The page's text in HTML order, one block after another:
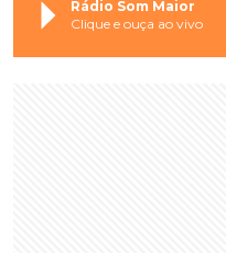
Rádio Som Maior
Clique e ouça ao vivo